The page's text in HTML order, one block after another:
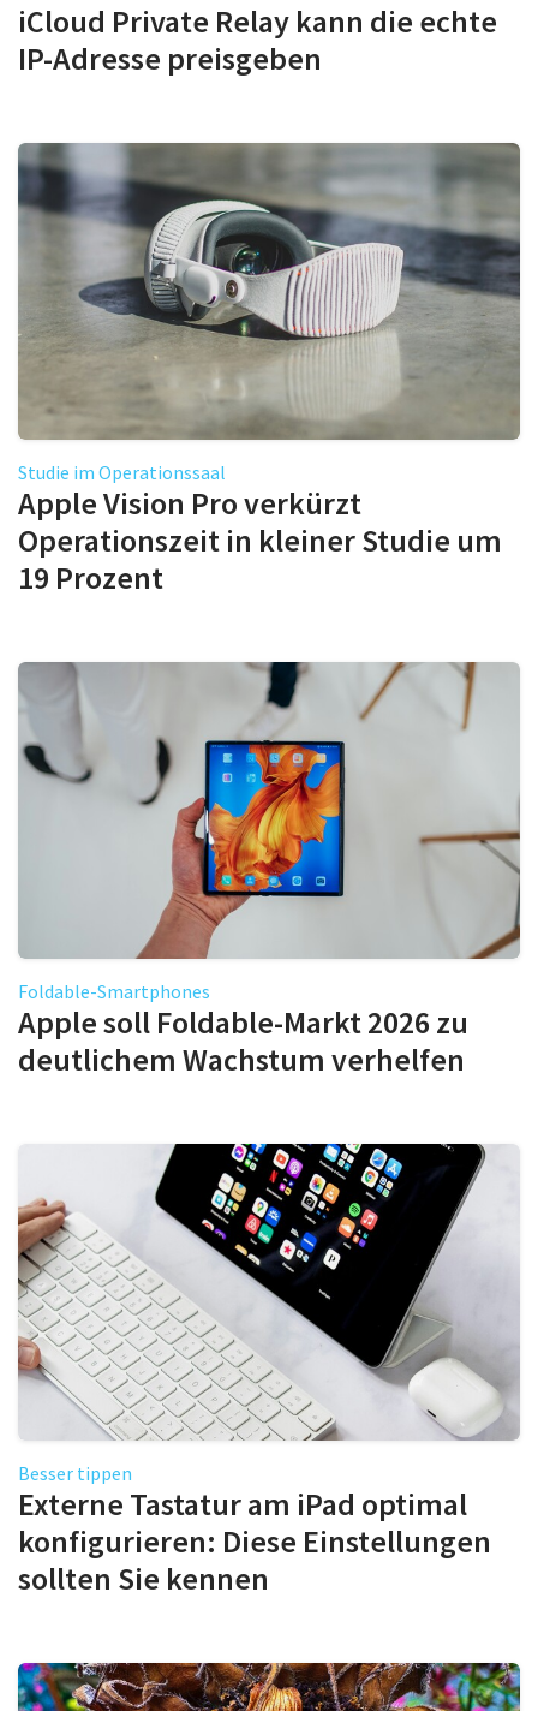
iCloud Private Relay kann die echte
IP-Adresse preisgeben
Studie im Operationssaal
Apple Vision Pro verkürzt
Operationszeit in kleiner Studie um
19 Prozent
Foldable-Smartphones
Apple soll Foldable-Markt 2026 zu
deutlichem Wachstum verhelfen
Besser tippen
Externe Tastatur am iPad optimal
konfigurieren: Diese Einstellungen
sollten Sie kennen